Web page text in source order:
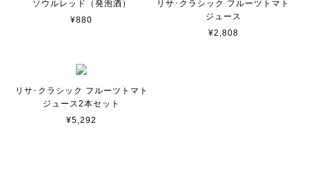
ソウルレッド（発泡酒）
¥880
リサ･クラシック フルーツトマト
ジュース
¥2,808
リサ･クラシック フルーツトマト
ジュース2本セット
¥5,292